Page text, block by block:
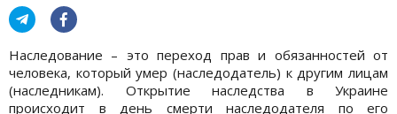
Наследование – это переход прав и обязанностей от
человека, который умер (наследодатель) к другим лицам
(наследникам). Открытие наследства в Украине
происходит в день смерти наследодателя по его